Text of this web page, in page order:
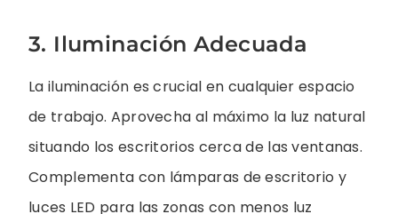
3. Iluminación Adecuada
La iluminación es crucial en cualquier espacio
de trabajo. Aprovecha al máximo la luz natural
situando los escritorios cerca de las ventanas.
Complementa con lámparas de escritorio y
luces LED para las zonas con menos luz